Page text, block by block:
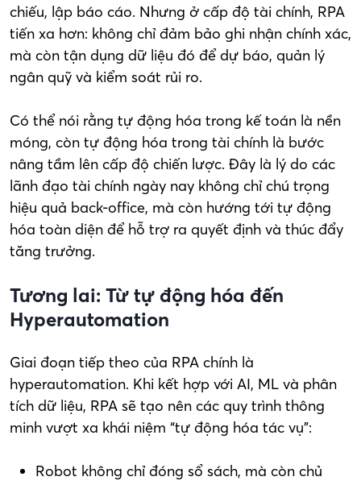
chiếu, lập báo cáo. Nhưng ở cấp độ tài chính, RPA
tiến xa hơn: không chỉ đảm bảo ghi nhận chính xác,
mà còn tận dụng dữ liệu đó để dự báo, quản lý
ngân quỹ và kiểm soát rủi ro.
Có thể nói rằng tự động hóa trong kế toán là nền
móng, còn tự động hóa trong tài chính là bước
nâng tầm lên cấp độ chiến lược. Đây là lý do các
lãnh đạo tài chính ngày nay không chỉ chú trọng
hiệu quả back-office, mà còn hướng tới tự động
hóa toàn diện để hỗ trợ ra quyết định và thúc đẩy
tăng trưởng.
Tương lai: Từ tự động hóa đến
Hyperautomation
Giai đoạn tiếp theo của RPA chính là
hyperautomation. Khi kết hợp với AI, ML và phân
tích dữ liệu, RPA sẽ tạo nên các quy trình thông
minh vượt xa khái niệm “tự động hóa tác vụ”:
Robot không chỉ đóng sổ sách, mà còn chủ